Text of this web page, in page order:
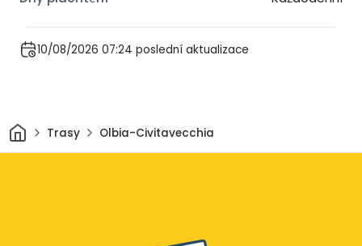
10/08/2026 07:24 poslední aktualizace
Domov
Trasy Olbia-Civitavecchia